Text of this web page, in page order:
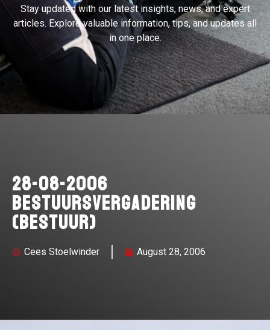
Stay updated with our latest insights, news, and expert
articles. Explore valuable information, tips, and updates all
in one place.
28-08-2006
Bestuursvergadering
(bestuur)
Cees Stoelwinder August 28, 2006